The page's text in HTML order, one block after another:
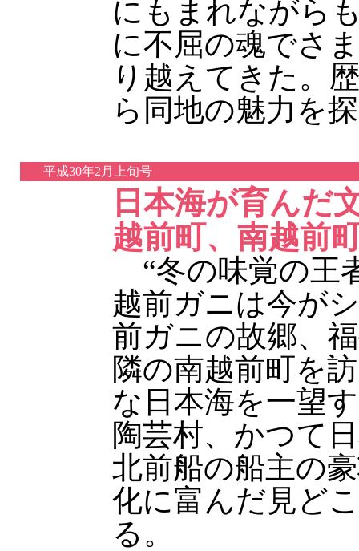
にもまれながら
に不屈の魂でさ
り越えてきた。
ら同地の魅力を
平成30年2月上旬号
日本海が育んだ
越前町、南越前
“冬の味覚の王
越前ガニは今が
前ガニの故郷、
隣の南越前町を
な日本海を一望
陶芸村、かつて
北前船の船主の
化に富んだ見ど
る。